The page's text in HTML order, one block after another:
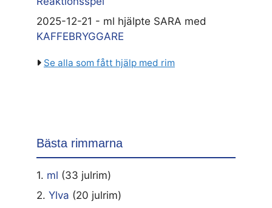
2025-12-21 - ml hjälpte SARA med
KAFFEBRYGGARE
Se alla som fått hjälp med rim
Bästa rimmarna
1. ml (33 julrim)
2. Ylva (20 julrim)